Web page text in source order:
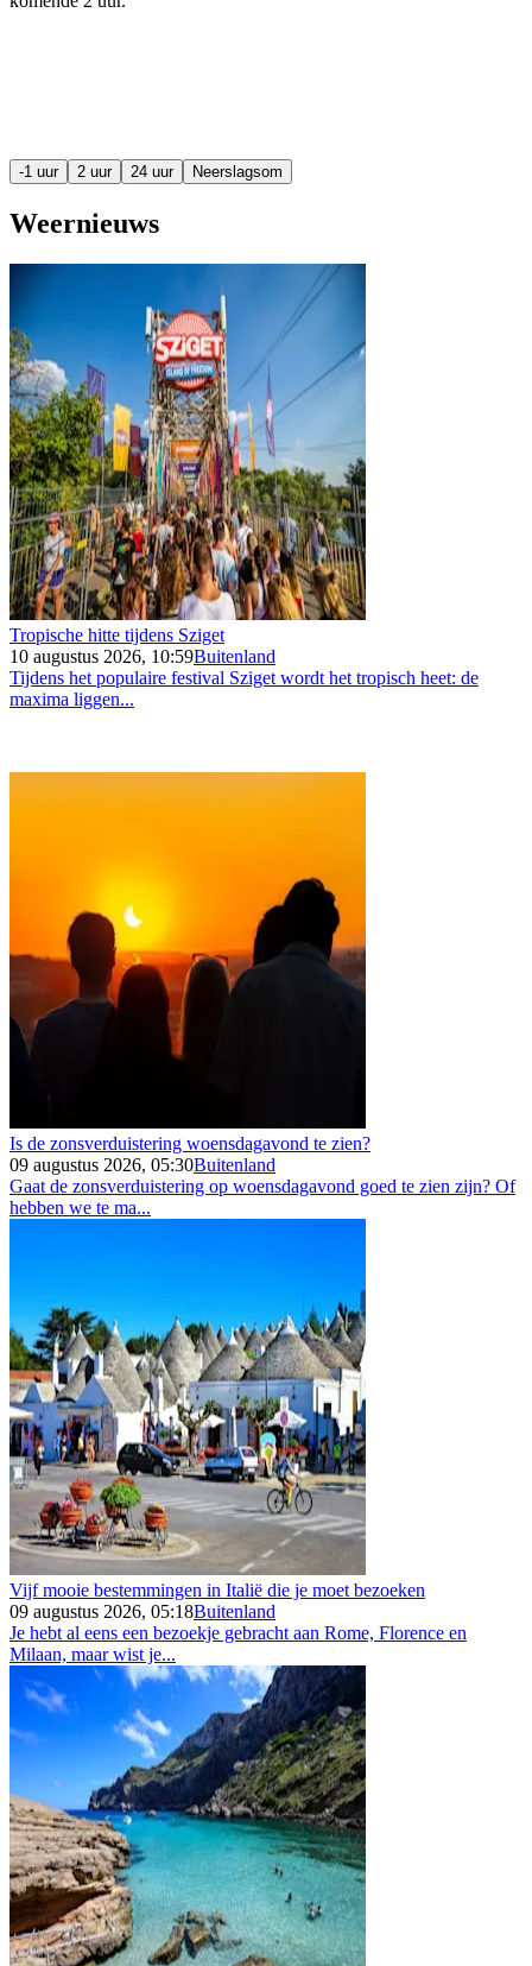
-1 uur 2 uur 24 uur Neerslagsom
Weernieuws
Tropische hitte tijdens Sziget
10 augustus 2026, 10:59Buitenland
Tijdens het populaire festival Sziget wordt het tropisch heet: de
maxima liggen...
Is de zonsverduistering woensdagavond te zien?
09 augustus 2026, 05:30Buitenland
Gaat de zonsverduistering op woensdagavond goed te zien zijn? Of
hebben we te ma...
Vijf mooie bestemmingen in Italië die je moet bezoeken
09 augustus 2026, 05:18Buitenland
Je hebt al eens een bezoekje gebracht aan Rome, Florence en
Milaan, maar wist je...